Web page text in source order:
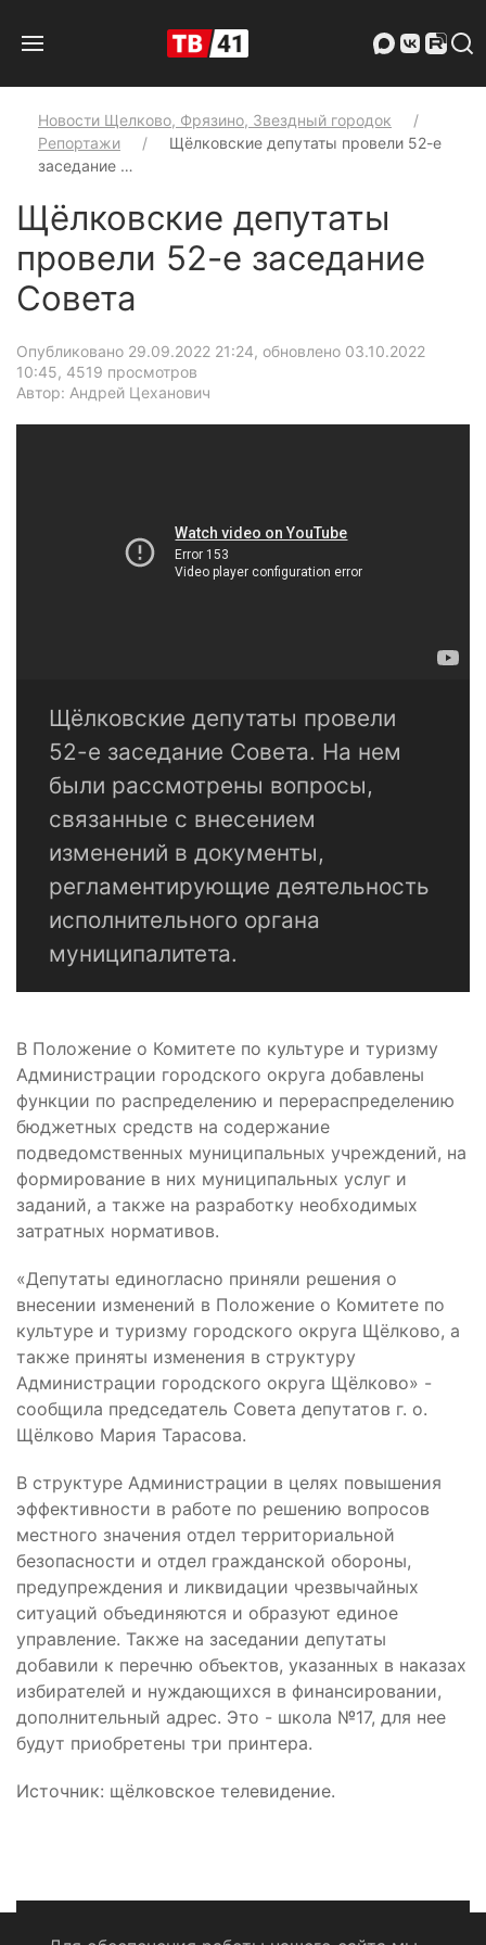
Новости Щелково, Фрязино, Звездный городок
Репортажи
Щёлковские депутаты провели 52-е
заседание …
Щёлковские депутаты
провели 52-е заседание
Совета
Опубликовано 29.09.2022 21:24, обновлено 03.10.2022
10:45, 4519 просмотров
Автор: Андрей Цеханович
Щёлковские депутаты провели
52-е заседание Совета. На нем
были рассмотрены вопросы,
связанные с внесением
изменений в документы,
регламентирующие деятельность
исполнительного органа
муниципалитета.
В Положение о Комитете по культуре и туризму
Администрации городского округа добавлены
функции по распределению и перераспределению
бюджетных средств на содержание
подведомственных муниципальных учреждений, на
формирование в них муниципальных услуг и
заданий, а также на разработку необходимых
затратных нормативов.
«Депутаты единогласно приняли решения о
внесении изменений в Положение о Комитете по
культуре и туризму городского округа Щёлково, а
также приняты изменения в структуру
Администрации городского округа Щёлково» -
сообщила председатель Совета депутатов г. о.
Щёлково Мария Тарасова.
В структуре Администрации в целях повышения
эффективности в работе по решению вопросов
местного значения отдел территориальной
безопасности и отдел гражданской обороны,
предупреждения и ликвидации чрезвычайных
ситуаций объединяются и образуют единое
управление. Также на заседании депутаты
добавили к перечню объектов, указанных в наказах
избирателей и нуждающихся в финансировании,
дополнительный адрес. Это - школа №17, для нее
будут приобретены три принтера.
Источник: щёлковское телевидение.